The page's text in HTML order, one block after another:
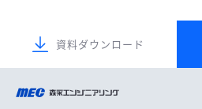
資料ダウンロード